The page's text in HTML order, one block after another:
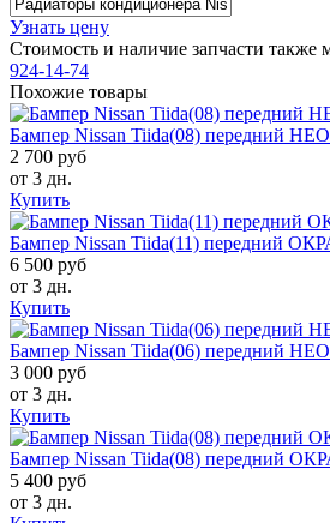
Узнать цену
Стоимость и наличие запчасти также
924-14-74
Похожие товары
Бампер Nissan Tiida(08) передний
2 700 руб
от 3 дн.
Купить
Бампер Nissan Tiida(11) передний
6 500 руб
от 3 дн.
Купить
Бампер Nissan Tiida(06) передний
3 000 руб
от 3 дн.
Купить
Бампер Nissan Tiida(08) передний
5 400 руб
от 3 дн.